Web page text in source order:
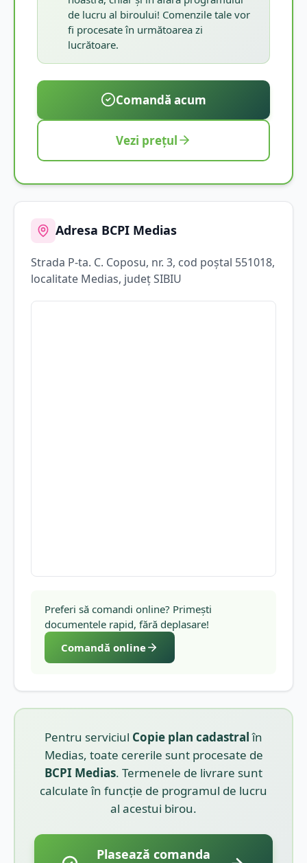
de lucru al biroului! Comenzile tale vor
fi procesate în următoarea zi
lucrătoare.
Comandă acum
Vezi prețul
Adresa BCPI Medias
Strada P-ta. C. Coposu, nr. 3, cod poștal 551018,
localitate Medias, județSIBIU
Preferi să comandi online? Primești
documentele rapid, fără deplasare!
Comandă online
Pentru serviciul Copie plan cadastralîn
Medias, toate cererile sunt procesate de
BCPI Medias. Termenele de livrare sunt
calculate în funcție de programul de lucru
al acestui birou.
Plasează comanda